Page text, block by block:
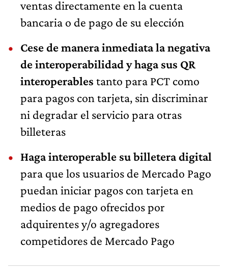
ventas directamente en la cuenta
bancaria o de pago de su elección
Cese de manera inmediata la negativa
de interoperabilidad y haga sus QR
interoperables tanto para PCT como
para pagos con tarjeta, sin discriminar
ni degradar el servicio para otras
billeteras
Haga interoperable su billetera digital
para que los usuarios de Mercado Pago
puedan iniciar pagos con tarjeta en
medios de pago ofrecidos por
adquirentes y/o agregadores
competidores de Mercado Pago